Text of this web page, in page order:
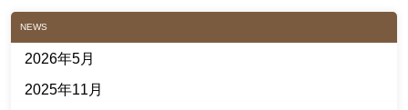
NEWS
2026年5月
2025年11月